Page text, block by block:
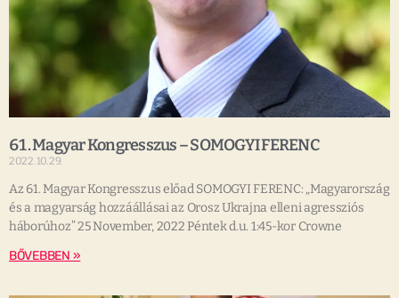
61. Magyar Kongresszus – SOMOGYI FERENC
2022.10.29.
Az 61. Magyar Kongresszus előad SOMOGYI FERENC: „Magyarország
és a magyarság hozzáállásai az Orosz Ukrajna elleni agressziós
háborúhoz” 25 November, 2022 Péntek d.u. 1:45-kor Crowne
BŐVEBBEN »